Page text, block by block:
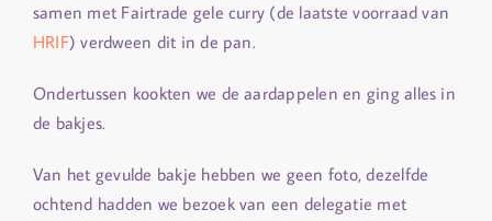
samen met Fairtrade gele curry (de laatste voorraad van
HRIF) verdween dit in de pan.
Ondertussen kookten we de aardappelen en ging alles in
de bakjes.
Van het gevulde bakje hebben we geen foto, dezelfde
ochtend hadden we bezoek van een delegatie met